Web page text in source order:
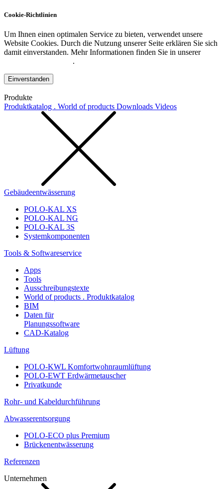
Cookie-Richtlinien
Um Ihnen einen optimalen Service zu bieten, verwendet unsere
Website Cookies. Durch die Nutzung unserer Seite erklären Sie sich
damit einverstanden. Mehr Informationen finden Sie in unserer
.
Einverstanden
Produkte
Produktkatalog . World of products Downloads Videos
Gebäudeentwässerung
POLO-KAL XS
POLO-KAL NG
POLO-KAL 3S
Systemkomponenten
Tools & Softwareservice
Apps
Tools
Ausschreibungstexte
World of products . Produktkatalog
BIM
Daten für
Planungssoftware
CAD-Katalog
Lüftung
POLO-KWL Komfortwohnraumlüftung
POLO-EWT Erdwärmetauscher
Privatkunde
Rohr- und Kabeldurchführung
Abwasserentsorgung
POLO-ECO plus Premium
Brückenentwässerung
Referenzen
Unternehmen